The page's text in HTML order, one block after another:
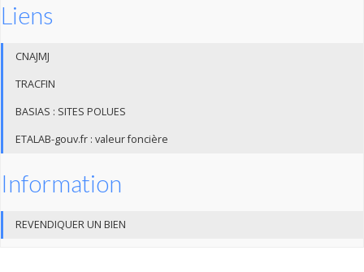
Liens
CNAJMJ
TRACFIN
BASIAS : SITES POLUES
ETALAB-gouv.fr : valeur foncière
Information
REVENDIQUER UN BIEN